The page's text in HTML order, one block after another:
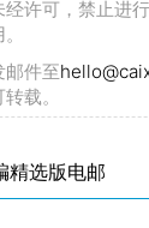
许可，禁止进
邮件至
载。
精选版电邮